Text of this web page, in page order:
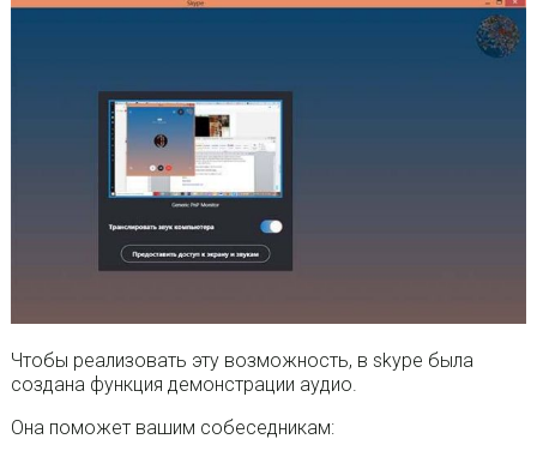
Чтобы реализовать эту возможность, в skype была
создана функция демонстрации аудио.
Она поможет вашим собеседникам: